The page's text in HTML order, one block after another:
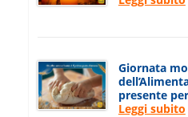
Giornata
presente
Leggi subito